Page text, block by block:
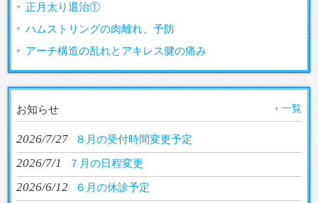
正月太り退治①
ハムストリングの肉離れ、予防
アーチ構造の乱れとアキレス腱の痛み
お知らせ 一覧
2026/7/27 ８月の受付時間変更予定
2026/7/1 ７月の日程変更
2026/6/12 ６月の休診予定